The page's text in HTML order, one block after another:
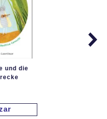
und die